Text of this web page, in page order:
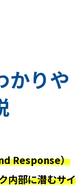
かりや
Response）
内部に潜むサイ